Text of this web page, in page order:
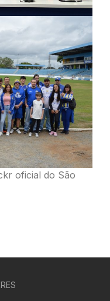
oficial do São